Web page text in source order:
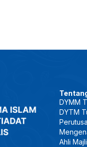
DYMM
DYTM
Ahli